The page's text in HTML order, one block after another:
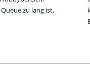
zu lang ist.